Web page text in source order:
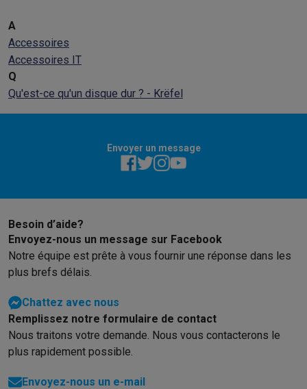
A
Accessoires
Accessoires IT
Q
Qu'est-ce qu'un disque dur ? - Krëfel
Envoyer un message
Besoin d’aide?
Envoyez-nous un message sur Facebook
Notre équipe est prête à vous fournir une réponse dans les
plus brefs délais.
Chattez avec nous
Remplissez notre formulaire de contact
Nous traitons votre demande. Nous vous contacterons le
plus rapidement possible.
Envoyez-nous un e-mail